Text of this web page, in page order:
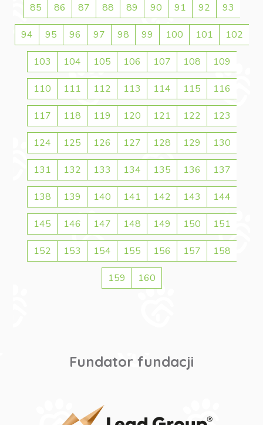
85 86 87 88 89 90 91 92 93
94 95 96 97 98 99 100 101 102
103 104 105 106 107 108 109
110 111 112 113 114 115 116
117 118 119 120 121 122 123
124 125 126 127 128 129 130
131 132 133 134 135 136 137
138 139 140 141 142 143 144
145 146 147 148 149 150 151
152 153 154 155 156 157 158
159 160
Fundator fundacji